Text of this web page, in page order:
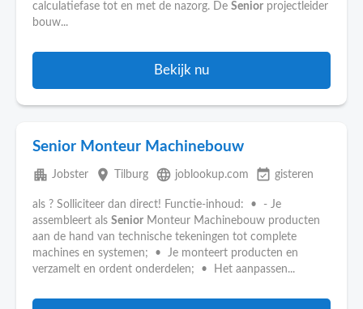
calculatiefase tot en met de nazorg. De Senior projectleider
bouw...
Bekijk nu
Senior Monteur Machinebouw
apartment Jobster place Tilburg language joblookup.com event_available gisteren
als ? Solliciteer dan direct! Functie-inhoud: • - Je
assembleert als Senior Monteur Machinebouw producten
aan de hand van technische tekeningen tot complete
machines en systemen; • Je monteert producten en
verzamelt en ordent onderdelen; • Het aanpassen...